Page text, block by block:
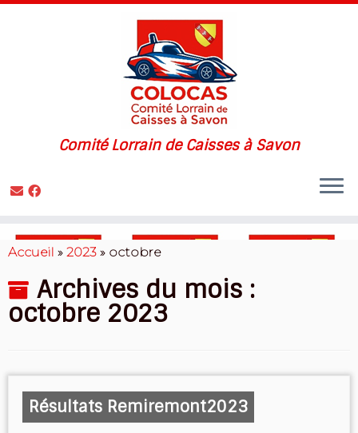
Skip
to
Comité Lorrain de Caisses à Savon
Accueil » 2023 » octobre
Archives du mois :
octobre 2023
Résultats Remiremont2023